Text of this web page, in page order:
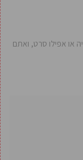
או אפילו סרט, ואתם